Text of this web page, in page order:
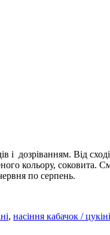
і дозріванням. Від
кольору, соковита.
по серпень.
, насіння кабачок / цукіні